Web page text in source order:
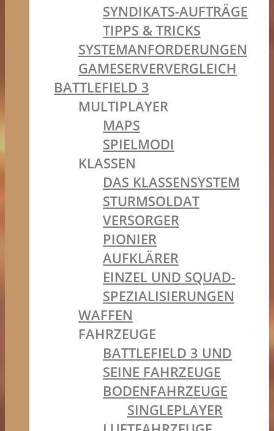
SYNDIKATS-AUFTRÄGE
TIPPS & TRICKS
SYSTEMANFORDERUNGEN
GAMESERVERVERGLEICH
BATTLEFIELD 3
MULTIPLAYER
MAPS
SPIELMODI
KLASSEN
DAS KLASSENSYSTEM
STURMSOLDAT
VERSORGER
PIONIER
AUFKLÄRER
EINZEL UND SQUAD-
SPEZIALISIERUNGEN
WAFFEN
FAHRZEUGE
BATTLEFIELD 3 UND
SEINE FAHRZEUGE
BODENFAHRZEUGE
SINGLEPLAYER